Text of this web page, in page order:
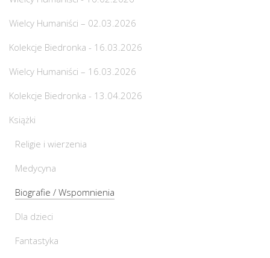
Wielcy Humaniści – 02.03.2026
Kolekcje Biedronka - 16.03.2026
Wielcy Humaniści – 16.03.2026
Kolekcje Biedronka - 13.04.2026
Książki
Religie i wierzenia
Medycyna
Biografie / Wspomnienia
Dla dzieci
Fantastyka